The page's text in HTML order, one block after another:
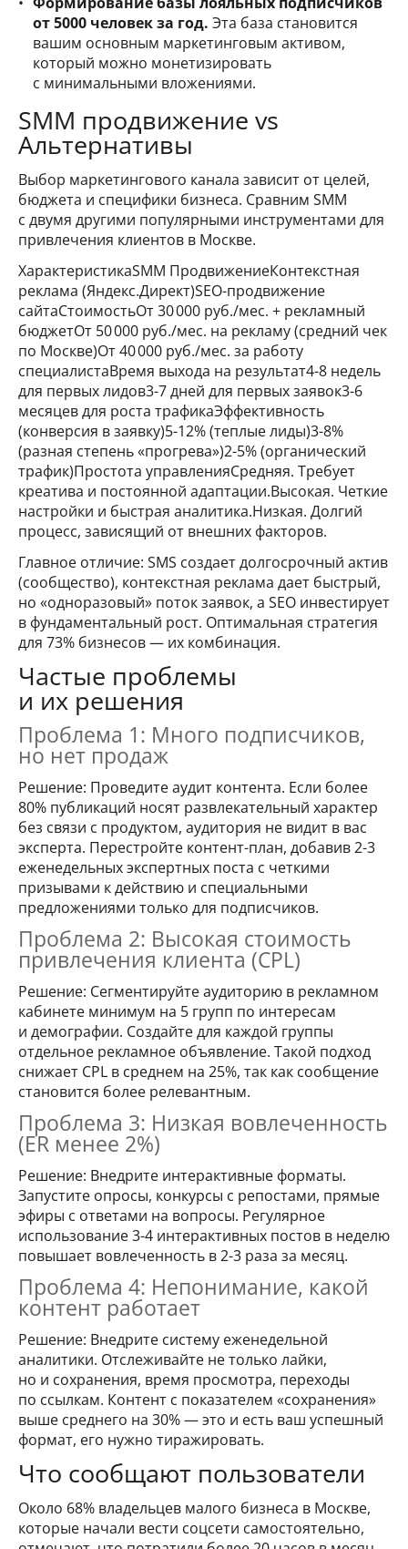
от 5000 человек за год. Эта база становится
вашим основным маркетинговым активом,
который можно монетизировать
с минимальными вложениями.
SMM продвижение vs
Альтернативы
Выбор маркетингового канала зависит от целей,
бюджета и специфики бизнеса. Сравним SMM
с двумя другими популярными инструментами для
привлечения клиентов в Москве.
ХарактеристикаSMM ПродвижениеКонтекстная
реклама (Яндекс.Директ)SEO-продвижение
сайтаСтоимостьОт 30 000 руб./мес. + рекламный
бюджетОт 50 000 руб./мес. на рекламу (средний чек
по Москве)От 40 000 руб./мес. за работу
специалистаВремя выхода на результат4-8 недель
для первых лидов3-7 дней для первых заявок3-6
месяцев для роста трафикаЭффективность
(конверсия в заявку)5-12% (теплые лиды)3-8%
(разная степень «прогрева»)2-5% (органический
трафик)Простота управленияСредняя. Требует
креатива и постоянной адаптации.Высокая. Четкие
настройки и быстрая аналитика.Низкая. Долгий
процесс, зависящий от внешних факторов.
Главное отличие: SMS создает долгосрочный актив
(сообщество), контекстная реклама дает быстрый,
но «одноразовый» поток заявок, а SEO инвестирует
в фундаментальный рост. Оптимальная стратегия
для 73% бизнесов — их комбинация.
Частые проблемы
и их решения
Проблема 1: Много подписчиков,
но нет продаж
Решение: Проведите аудит контента. Если более
80% публикаций носят развлекательный характер
без связи с продуктом, аудитория не видит в вас
эксперта. Перестройте контент-план, добавив 2-3
еженедельных экспертных поста с четкими
призывами к действию и специальными
предложениями только для подписчиков.
Проблема 2: Высокая стоимость
привлечения клиента (CPL)
Решение: Сегментируйте аудиторию в рекламном
кабинете минимум на 5 групп по интересам
и демографии. Создайте для каждой группы
отдельное рекламное объявление. Такой подход
снижает CPL в среднем на 25%, так как сообщение
становится более релевантным.
Проблема 3: Низкая вовлеченность
(ER менее 2%)
Решение: Внедрите интерактивные форматы.
Запустите опросы, конкурсы с репостами, прямые
эфиры с ответами на вопросы. Регулярное
использование 3-4 интерактивных постов в неделю
повышает вовлеченность в 2-3 раза за месяц.
Проблема 4: Непонимание, какой
контент работает
Решение: Внедрите систему еженедельной
аналитики. Отслеживайте не только лайки,
но и сохранения, время просмотра, переходы
по ссылкам. Контент с показателем «сохранения»
выше среднего на 30% — это и есть ваш успешный
формат, его нужно тиражировать.
Что сообщают пользователи
Около 68% владельцев малого бизнеса в Москве,
которые начали вести соцсети самостоятельно,